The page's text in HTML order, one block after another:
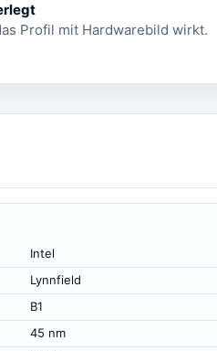
Profil mit Hardwarebild wirkt.
Intel
Lynnfield
B1
45 nm